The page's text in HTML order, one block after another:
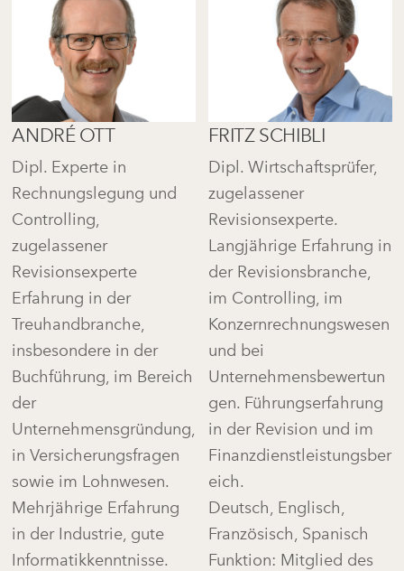
ANDRÉ OTT
Dipl. Experte in
Rechnungslegung und
Controlling,
zugelassener
Revisionsexperte
Erfahrung in der
Treuhandbranche,
insbesondere in der
Buchführung, im Bereich
der
Unternehmensgründung,
in Versicherungsfragen
sowie im Lohnwesen.
Mehrjährige Erfahrung
in der Industrie, gute
Informatikkenntnisse.
FRITZ SCHIBLI
Dipl. Wirtschaftsprüfer,
zugelassener
Revisionsexperte.
Langjährige Erfahrung in
der Revisionsbranche,
im Controlling, im
Konzernrechnungswesen
und bei
Unternehmensbewertun
gen. Führungserfahrung
in der Revision und im
Finanzdienstleistungsber
eich.
Deutsch, Englisch,
Französisch, Spanisch
Funktion: Mitglied des